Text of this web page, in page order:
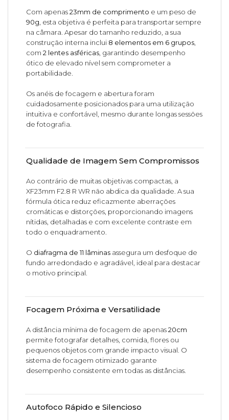
Com apenas23mm de comprimento e um peso de
90g, esta objetiva é perfeita para transportar sempre
na câmara. Apesar do tamanho reduzido, a sua
construção interna inclui 8 elementos em 6 grupos,
com2 lentes asféricas, garantindo desempenho
ótico de elevado nível sem comprometer a
portabilidade.
Os anéis de focagem e abertura foram
cuidadosamente posicionados para uma utilização
intuitiva e confortável, mesmo durante longas sessões
de fotografia.
Qualidade de Imagem Sem Compromissos
Ao contrário de muitas objetivas compactas, a
XF23mm F2.8 R WR não abdica da qualidade. A sua
fórmula ótica reduz eficazmente aberrações
cromáticas e distorções, proporcionando imagens
nítidas, detalhadas e com excelente contraste em
todo o enquadramento.
O diafragma de 11 lâminas assegura um desfoque de
fundo arredondado e agradável, ideal para destacar
o motivo principal.
Focagem Próxima e Versatilidade
A distância mínima de focagem de apenas20cm
permite fotografar detalhes, comida, flores ou
pequenos objetos com grande impacto visual. O
sistema de focagem otimizado garante
desempenho consistente em todas as distâncias.
Autofoco Rápido e Silencioso